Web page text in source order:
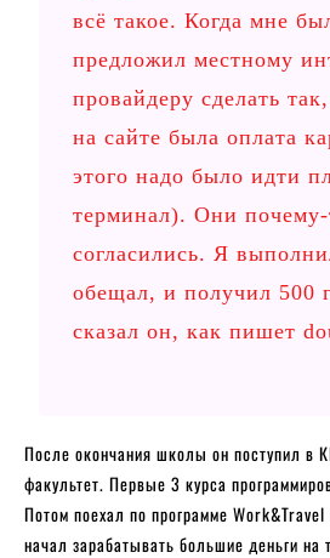
всё такое. Когда мне
предложил местному
провайдеру сделать
на сайте была оплата
этого надо было идти
терминал). Они почему-
согласились. Я
обещал, и получил 500
сказал он, как пишет
После окончания школы он поступил в
факультет. Первые 3 курса
Потом поехал по программе
начал зарабатывать большие деньги